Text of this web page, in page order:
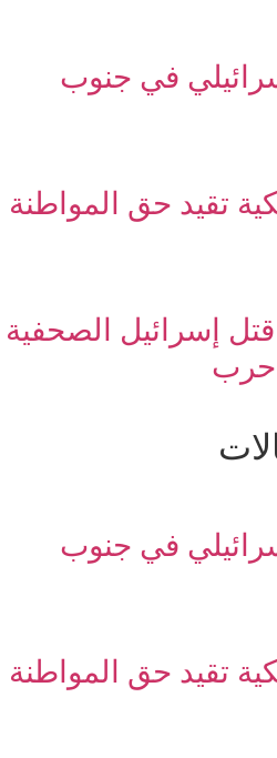
في جنوب
تقيد حق المواطنة
إسرائيل الصحفية
حرب
في جنوب
تقيد حق المواطنة